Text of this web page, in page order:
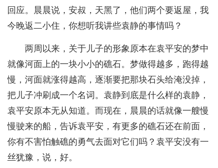
回应。晨晨说，安叔，天黑了，他们两个要返屋，我
今晚返二小住，你想听我讲些袁静的事情吗？
两周以来，关于儿子的形象原本在袁平安的梦中
就像河面上的一块小小的礁石。梦做得越多，跑得越
慢，河面就涨得越高，逐渐要把那块石头给淹没掉，
把儿子冲刷成一个名词。袁静到底是什么样的袁静，
袁平安原本无从知道。而现在，晨晨的话就像一艘慢
慢驶来的船，告诉袁平安，有更多的礁石还在前面，
你有不害怕触礁的勇气去面对它们吗？袁平安没有一
丝犹豫，说，好。